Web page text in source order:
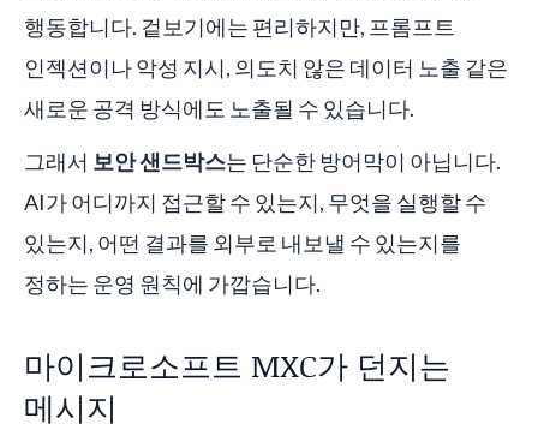
행동합니다. 겉보기에는 편리하지만, 프롬프트
인젝션이나 악성 지시, 의도치 않은 데이터 노출 같은
새로운 공격 방식에도 노출될 수 있습니다.
그래서 보안 샌드박스는 단순한 방어막이 아닙니다.
AI가 어디까지 접근할 수 있는지, 무엇을 실행할 수
있는지, 어떤 결과를 외부로 내보낼 수 있는지를
정하는 운영 원칙에 가깝습니다.
마이크로소프트 MXC가 던지는
메시지